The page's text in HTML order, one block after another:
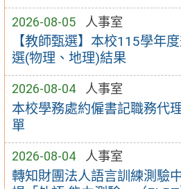
2026-08-05 人事室
【教師甄選】本校115學年
選(物理、地理)結果
2026-08-04 人事室
本校學務處約僱書記職務代
單
2026-08-04 人事室
轉知財團法人語言訓練測驗